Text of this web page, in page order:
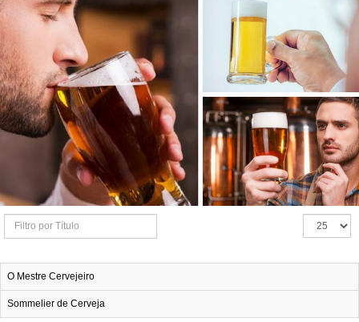
Filtro
Título
Exibir
O Mestre Cervejeiro
Sommelier de Cerveja